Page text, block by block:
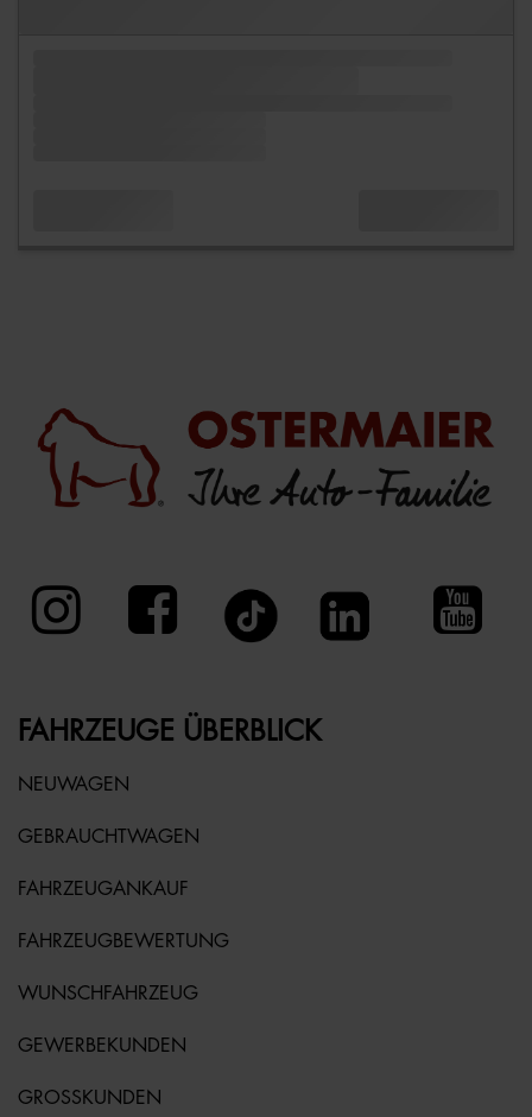
FAHRZEUGE ÜBERBLICK
NEUWAGEN
GEBRAUCHTWAGEN
FAHRZEUGANKAUF
FAHRZEUGBEWERTUNG
WUNSCHFAHRZEUG
GEWERBEKUNDEN
GROSSKUNDEN